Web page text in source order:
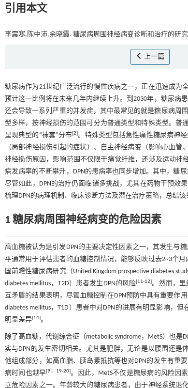
引用本文
李震寒,陈中沛,余晓霞. 糖尿病周围神经病变诊断和治疗的研究
上一篇
糖尿病作为21世纪广泛流行的慢性疾病之一，正在迅速成为
预计这一比例将在未来几年内继续上升。到2030年，糖尿病
还会导致一系列严重的并发症，其中最常见的就是糖尿病周
型多样，按神经损伤的范围可分为普通类型和特殊类型。普
呈现典型的“袜套”分布[2]。特殊类型包括急性痛性糖尿病神
（局部神经损伤引起的症状）、自主神经病变（影响心血
神经损伤原因，影响范围不仅限于痛觉纤维，还涉及运动
病发病率的不断攀升，DPN的患病率也同步增加。其中，糖
尽管如此，DPN的治疗仍面临诸多挑战，尤其在药物干预效
梳理DPN的病理机制、临床诊断方法及潜在治疗策略，总结
1 糖尿病周围神经病变的危险因素
高血糖被认为是引发DPN的主要决定性因素之一，其发生与
平通常用于评估患者的血糖控制情况，能够反映过去2~3个
国前瞻性糖尿病研究（United Kingdom prospective diabetes
diabetes mellitus，T2D）患者发生DPN的风险[11-12]。然而，里
互矛盾的结果表明，尽管血糖控制在DPN预防中具有重要作
diabetes mellitus，T1D）患者中对DPN的进展有明显影响，
明显差异[14]。
除了高血糖，代谢综合征（metabolic syndrome，MetS）也
实与DPN的发生密切相关。尤其是肥胖，无论是以腰围还是
他组成部分，如高血脂、胰岛素抵抗等也对DPN的发生有重
病时间也越早[9， 19-20]。因此，MetS不仅是糖尿病的风险因
立危险因素之一。年龄较大的糖尿病患者，由于神经系统退